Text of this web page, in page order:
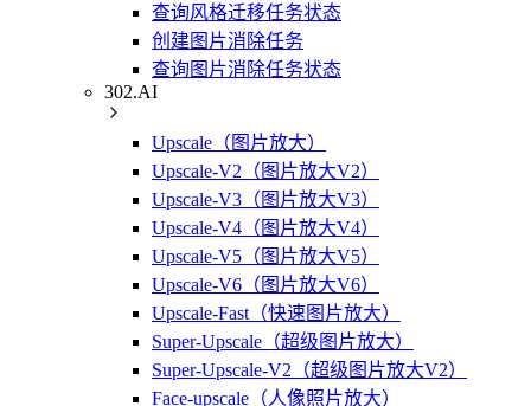
查询风格迁移任务状态
创建图片消除任务
查询图片消除任务状态
302.AI
Upscale（图片放大）
Upscale-V2（图片放大V2）
Upscale-V3（图片放大V3）
Upscale-V4（图片放大V4）
Upscale-V5（图片放大V5）
Upscale-V6（图片放大V6）
Upscale-Fast（快速图片放大）
Super-Upscale（超级图片放大）
Super-Upscale-V2（超级图片放大V2）
Face-upscale（人像照片放大）